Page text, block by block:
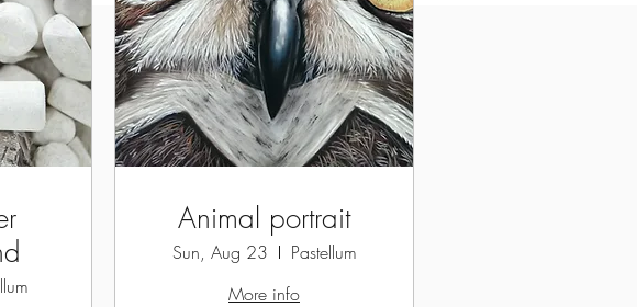
Animal portrait
Sun, Aug 23
Pastellum
More info